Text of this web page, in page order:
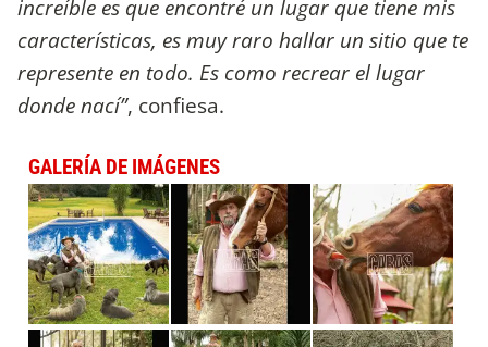
increíble es que encontré un lugar que tiene mis
características, es muy raro hallar un sitio que te
represente en todo. Es como recrear el lugar
donde nací”, confiesa.
GALERÍA DE IMÁGENES